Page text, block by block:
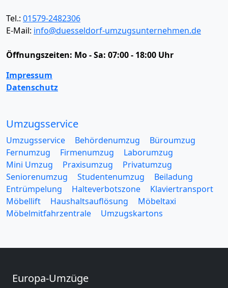
Tel.: 01579-2482306
E-Mail: info@duesseldorf-umzugsunternehmen.de
Öffnungszeiten: Mo - Sa: 07:00 - 18:00 Uhr
Impressum
Datenschutz
Umzugsservice
Umzugsservice Behördenumzug
Büroumzug
Fernumzug
Firmenumzug
Laborumzug
Mini Umzug
Praxisumzug
Privatumzug
Seniorenumzug
Studentenumzug
Beiladung
Entrümpelung
Halteverbotszone
Klaviertransport
Möbellift
Haushaltsauflösung
Möbeltaxi
Möbelmitfahrzentrale
Umzugskartons
Europa-Umzüge